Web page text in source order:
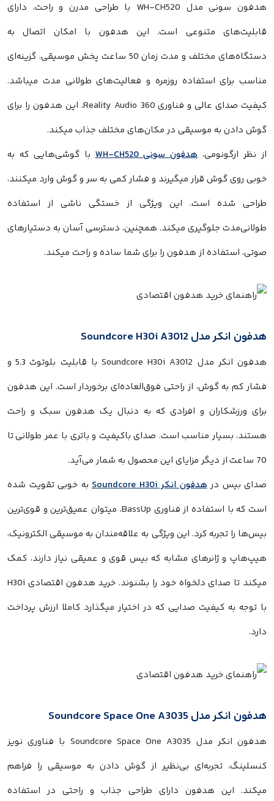
هدفون سونی مدل WH-CH520 با طراحی مدرن و راحت، دارای
قابلیت‌های متنوعی است. این هدفون با امکان اتصال به
دستگاه‌های مختلف و مدت زمان 50 ساعت پخش موسیقی، گزینه‌ای
مناسب برای استفاده روزمره و فعالیت‌های طولانی مدت میباشد.
کیفیت صدای عالی و فناوری 360 Reality Audio، این هدفون را برای
گوش دادن به موسیقی در مکان‌های مختلف جذاب میکند.
از نظر ارگونومی،هدفون سونی WH-CH520
با گوشی‌هایی که به
خوبی روی گوش قرار میگیرند و فشار کمی به سر و گوش وارد میکنند،
طراحی شده است. این ویژگی از خستگی ناشی از استفاده
طولانی‌مدت جلوگیری میکند. همچنین، دسترسی آسان به دستیارهای
صوتی، استفاده از هدفون را برای شما ساده و راحت میکند.
هدفون انکر مدل Soundcore H30i A3012
هدفون انکر مدل Soundcore H30i A3012 با قابلیت بلوتوث 5.3 و
فشار کم به گوش، از راحتی فوق‌العاده‌ای برخوردار است. این هدفون
برای ورزشکاران و افرادی که به دنبال یک هدفون سبک و راحت
هستند، بسیار مناسب است. صدای باکیفیت و باتری با عمر طولانی تا
70 ساعت از دیگر مزایای این محصول به شمار می‌آید.
صدای بیس درهدفون انکر Soundcore H30i
به خوبی تقویت شده
است که با استفاده از فناوری BassUp، میتوان عمیق‌ترین و قوی‌ترین
بیس‌ها را تجربه کرد. این ویژگی به علاقه‌مندان به موسیقی الکترونیک،
هیپ‌هاپ و ژانرهای مشابه که بیس قوی و عمیقی نیاز دارند، کمک
میکند تا صدای دلخواه خود را بشنوند. خرید هدفون اقتصادی H30i
با توجه به کیفیت صدایی که در اختیار میگذارد کاملا ارزش پرداخت
دارد.
هدفون انکر مدل Soundcore Space One A3035
هدفون انکر مدل Soundcore Space One A3035 با فناوری نویز
کنسلینگ، تجربه‌ای بی‌نظیر از گوش دادن به موسیقی را فراهم
میکند. این هدفون دارای طراحی جذاب و راحتی در استفاده